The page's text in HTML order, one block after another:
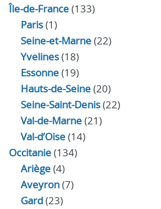
Île-de-France(133)
Paris(1)
Seine-et-Marne(22)
Yvelines(18)
Essonne(19)
Hauts-de-Seine(20)
Seine-Saint-Denis(22)
Val-de-Marne(21)
Val-d’Oise(14)
Occitanie(134)
Ariège(4)
Aveyron(7)
Gard(23)